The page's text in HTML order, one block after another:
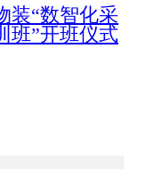
装“数智化采
班”开班仪式